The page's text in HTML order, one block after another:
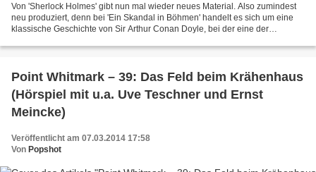
Von 'Sherlock Holmes' gibt nun mal wieder neues Material. Also zumindest
neu produziert, denn bei 'Ein Skandal in Böhmen' handelt es sich um eine
klassische Geschichte von Sir Arthur Conan Doyle, bei der eine der
Point Whitmark – 39: Das Feld beim Krähenhaus
(Hörspiel mit u.a. Uve Teschner und Ernst
Meincke)
Veröffentlicht am 07.03.2014 17:58
Von Popshot